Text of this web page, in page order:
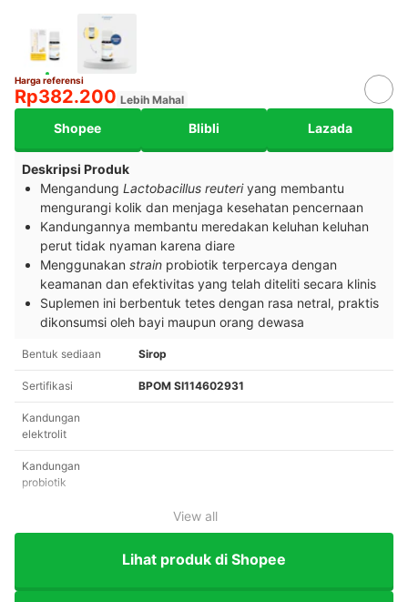
Harga referensi
Rp382.200 Lebih Mahal
Shopee Blibli Lazada
Deskripsi Produk
Mengandung Lactobacillus reuteriyang membantu
mengurangi kolik dan menjaga kesehatan pencernaan
Kandungannya membantu meredakan keluhan keluhan
perut tidak nyaman karena diare
Menggunakan strain probiotik terpercaya dengan
keamanan dan efektivitas yang telah diteliti secara klinis
Suplemen ini berbentuk tetes dengan rasa netral, praktis
dikonsumsi oleh bayi maupun orang dewasa
Bentuk sediaan Sirop
Sertifikasi BPOM SI114602931
Kandungan
elektrolit
Kandungan
probiotik
View all
Lihat produk di Shopee